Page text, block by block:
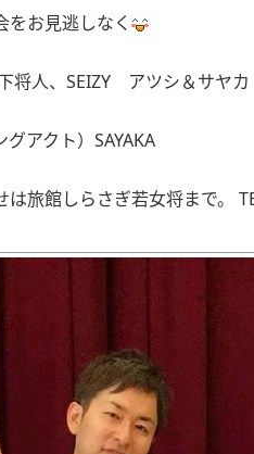
をお見逃しなく
下将人、SEIZY アツシ＆サ
グアクト）SAYAKA
は旅館しらさぎ若女将まで。